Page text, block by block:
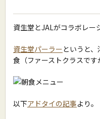
資生堂とJALがコラボレー
資生堂パーラーというと
食（ファーストクラスです
以下アドタイの記事より。